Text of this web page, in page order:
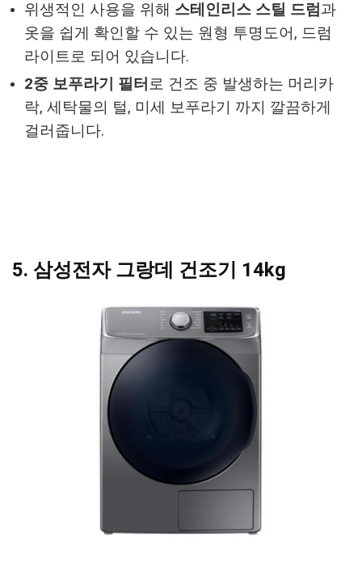
위생적인 사용을 위해 스테인리스 스틸 드럼 과
옷을 쉽게 확인할 수 있는 원형 투명도어, 드럼
라이트로 되어 있습니다.
2중 보푸라기 필터 로 건조 중 발생하는 머리카
락, 세탁물의 털, 미세 보푸라기 까지 깔끔하게
걸러줍니다.
5. 삼성전자 그랑데 건조기 14kg